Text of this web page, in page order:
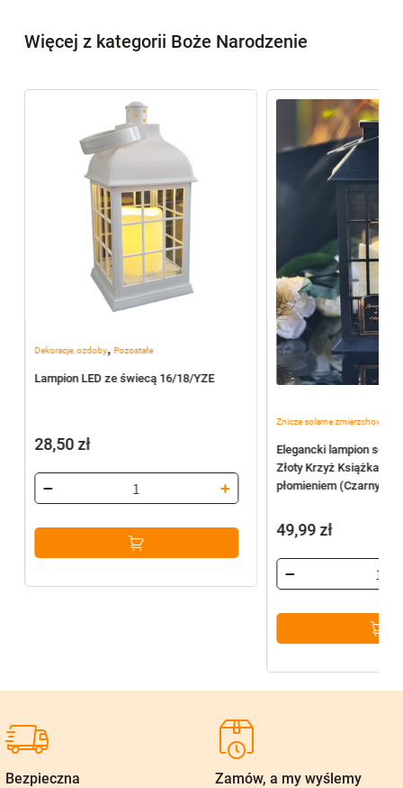
Więcej z kategorii Boże Narodzenie
Dekoracje, ozdoby, Pozostałe
Lampion LED ze świecą 16/18/YZE
28,50zł
Znicze solarne zmierzchowe
Elegancki lampion
Złoty Krzyż Książka z
płomieniem (Czarny)
49,99zł
Bezpieczna
Zamów, a my wyślemy